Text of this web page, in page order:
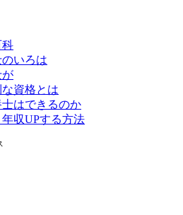
科
のいろは
が
資格とは
はできるのか
収UPする方法